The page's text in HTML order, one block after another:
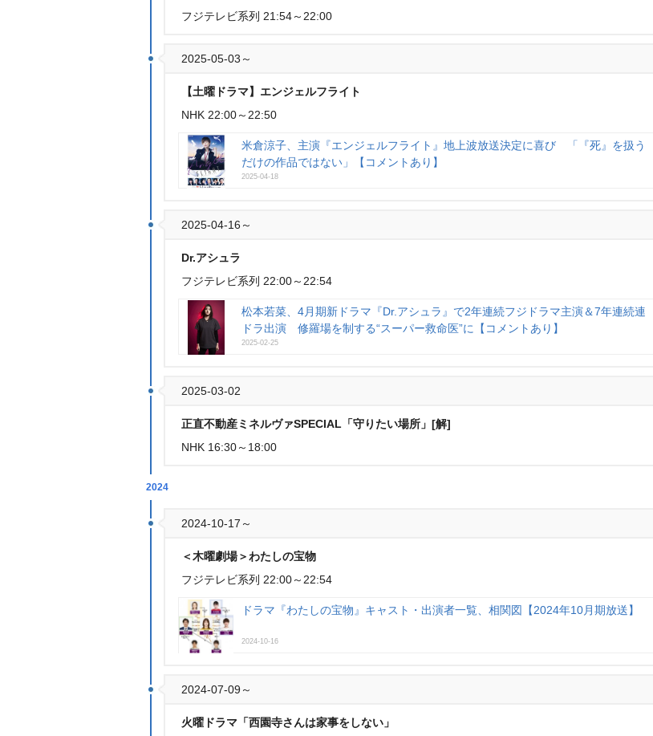
フジテレビ系列 21:54～22:00
2025-05-03～
【土曜ドラマ】エンジェルフライト
NHK 22:00～22:50
米倉涼子、主演『エンジェルフライト』地上波放送決定に喜び 「『死』を扱う
だけの作品ではない」【コメントあり】
2025-04-18
2025-04-16～
Dr.アシュラ
フジテレビ系列 22:00～22:54
松本若菜、4月期新ドラマ『Dr.アシュラ』で2年連続フジドラマ主演＆7年連続連
ドラ出演 修羅場を制する“スーパー救命医”に【コメントあり】
2025-02-25
2025-03-02
正直不動産ミネルヴァSPECIAL「守りたい場所」[解]
NHK 16:30～18:00
2024
2024-10-17～
＜木曜劇場＞わたしの宝物
フジテレビ系列 22:00～22:54
ドラマ『わたしの宝物』キャスト・出演者一覧、相関図【2024年10月期放送】
2024-10-16
2024-07-09～
火曜ドラマ「西園寺さんは家事をしない」